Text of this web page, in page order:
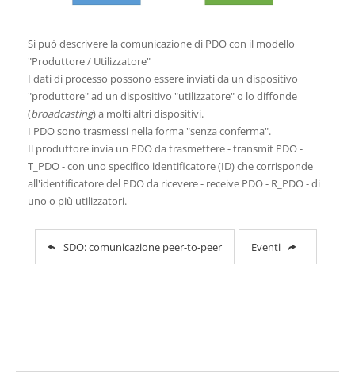
Si può descrivere la comunicazione di PDO con il modello
"Produttore / Utilizzatore"
I dati di processo possono essere inviati da un dispositivo
"produttore" ad un dispositivo "utilizzatore" o lo diffonde
(broadcasting) a molti altri dispositivi.
I PDO sono trasmessi nella forma "senza conferma".
Il produttore invia un PDO da trasmettere - transmit PDO -
T_PDO - con uno specifico identificatore (ID) che corrisponde
all'identificatore del PDO da ricevere - receive PDO - R_PDO - di
uno o più utilizzatori.
SDO: comunicazione peer-to-peer Eventi